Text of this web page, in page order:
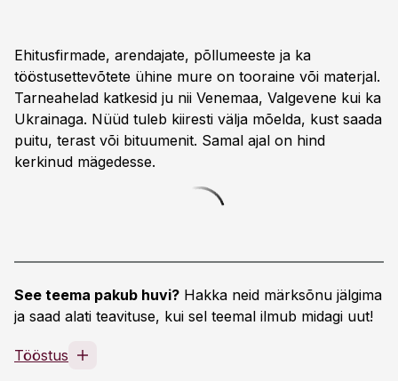
Ehitusfirmade, arendajate, põllumeeste ja ka
tööstusettevõtete ühine mure on tooraine või materjal.
Tarneahelad katkesid ju nii Venemaa, Valgevene kui ka
Ukrainaga. Nüüd tuleb kiiresti välja mõelda, kust saada
puitu, terast või bituumenit. Samal ajal on hind
kerkinud mägedesse.
See teema pakub huvi? Hakka neid märksõnu jälgima
ja saad alati teavituse, kui sel teemal ilmub midagi uut!
Tööstus